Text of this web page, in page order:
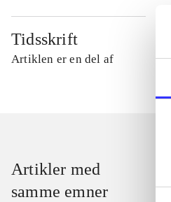
Tidsskrift
Artiklen er en del af
Artikler med
samme emner